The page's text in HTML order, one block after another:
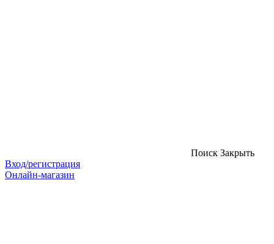
Поиск Закрыть
Вход/регистрация
Онлайн-магазин